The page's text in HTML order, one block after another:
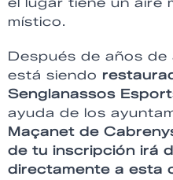
místico.
Después de años de
está siendo
Senglanassos
ayuda de los
Maçanet de
de tu inscripción irá
directamente a esta